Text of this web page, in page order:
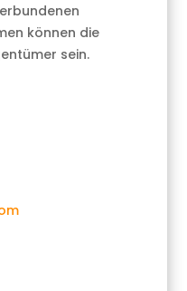
können die
sein.